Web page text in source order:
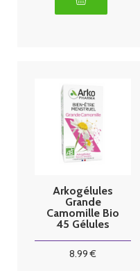
Arkogélules
Grande
Camomille Bio
45 Gélules
8.99 €